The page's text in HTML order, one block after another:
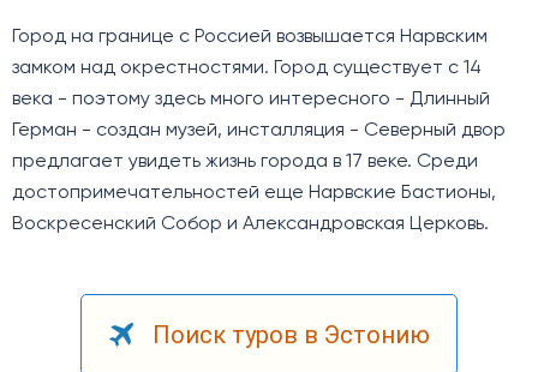
Город на границе с Россией возвышается Нарвским
замком над окрестностями. Город существует с 14
века - поэтому здесь много интересного - Длинный
Герман - создан музей, инсталляция - Северный двор
предлагает увидеть жизнь города в 17 веке. Среди
достопримечательностей еще Нарвские Бастионы,
Воскресенский Собор и Александровская Церковь.
Поиск туров в Эстонию